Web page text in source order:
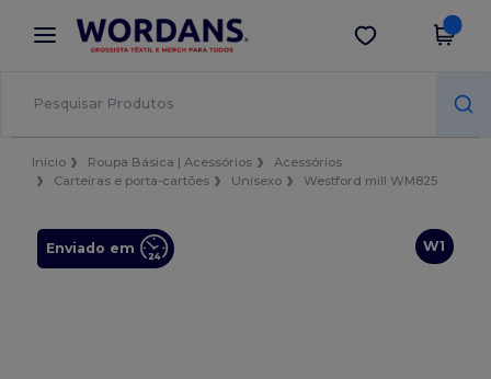
× App Wordans
Melhores preços na app!
Obter app
Início Roupa Básica | Acessórios
Acessórios
Carteiras e porta-cartões
Unisexo Westford mill WM825
W1
Enviado em